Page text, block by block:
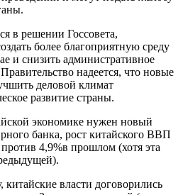
в решении Госсовета,
более благоприятную среду
и снизить административное
надеется, что новые
деловой климат
развитие страны.
экономике нужен новый
банка, рост китайского ВВП
4,9%в прошлом (хотя эта
власти договорились